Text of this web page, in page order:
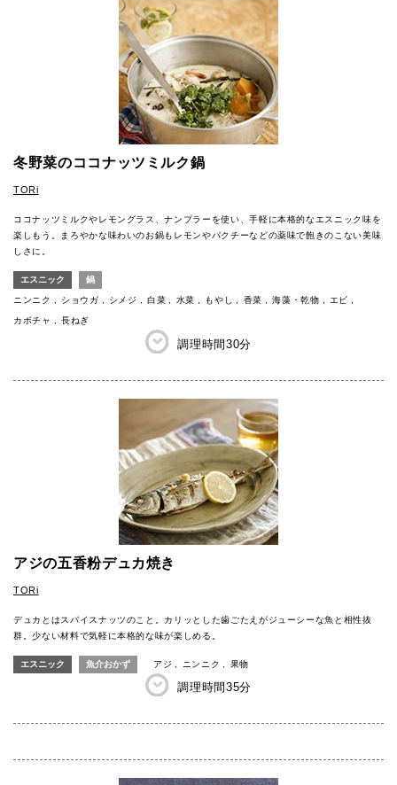
冬野菜のココナッツミルク鍋
TORi
ココナッツミルクやレモングラス、ナンプラーを使い、手軽に本格的なエスニック味を
楽しもう。まろやかな味わいのお鍋もレモンやパクチーなどの薬味で飽きのこない美味
しさに。
エスニック 鍋
ニンニク ショウガ シメジ 白菜 水菜 もやし 香菜 海藻・乾物 エビ
カボチャ 長ねぎ
調理時間30分
アジの五香粉デュカ焼き
TORi
デュカとはスパイスナッツのこと。カリッとした歯ごたえがジューシーな魚と相性抜
群。少ない材料で気軽に本格的な味が楽しめる。
エスニック 魚介おかず アジ ニンニク 果物
調理時間35分